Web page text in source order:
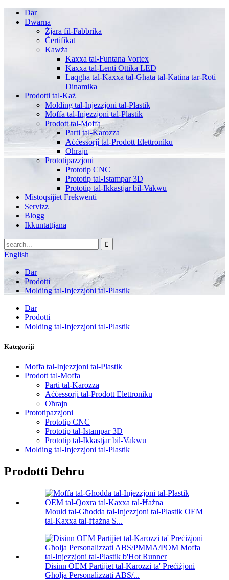
Dar
Dwarna
Żjara fil-Fabbrika
Ċertifikat
Kawża
Kaxxa tal-Funtana Vortex
Kaxxa tal-Lenti Ottika LED
Laqgħa tal-Kaxxa tal-Għata tal-Katina tar-Roti
Dinamika
Prodotti tal-Każ
Molding tal-Injezzjoni tal-Plastik
Moffa tal-Injezzjoni tal-Plastik
Prodott tal-Moffa
Parti tal-Karozza
Aċċessorji tal-Prodott Elettroniku
Oħrajn
Prototipazzjoni
Prototip CNC
Prototip tal-Istampar 3D
Prototip tal-Ikkastjar bil-Vakwu
Mistoqsijiet Frekwenti
Servizz
Blogg
Ikkuntattjana
English
Dar
Prodotti
Molding tal-Injezzjoni tal-Plastik
Dar
Prodotti
Molding tal-Injezzjoni tal-Plastik
Kategoriji
Moffa tal-Injezzjoni tal-Plastik
Prodott tal-Moffa
Parti tal-Karozza
Aċċessorji tal-Prodott Elettroniku
Oħrajn
Prototipazzjoni
Prototip CNC
Prototip tal-Istampar 3D
Prototip tal-Ikkastjar bil-Vakwu
Molding tal-Injezzjoni tal-Plastik
Prodotti Dehru
Mould tal-Għodda tal-Injezzjoni tal-Plastik OEM
tal-Kaxxa tal-Ħażna S...
Disinn OEM Partijiet tal-Karozzi ta' Preċiżjoni
Għolja Personalizzati ABS/...